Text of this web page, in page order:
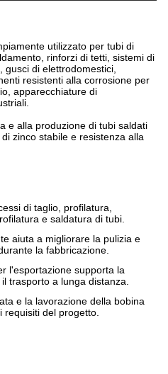
utilizzato per tubi di
rinforzi di tetti, sistemi di
di elettrodomestici,
resistenti alla corrosione per
apparecchiature di
e alla produzione di tubi saldati
zinco stabile e resistenza alla
di taglio, profilatura,
e saldatura di tubi.
aiuta a migliorare la pulizia e
la fabbricazione.
l'esportazione supporta la
trasporto a lunga distanza.
e la lavorazione della bobina
del progetto.